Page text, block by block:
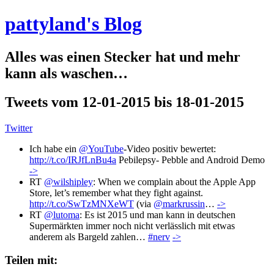
pattyland's Blog
Alles was einen Stecker hat und mehr
kann als waschen…
Tweets vom 12-01-2015 bis 18-01-2015
Twitter
Ich habe ein @YouTube-Video positiv bewertet:
http://t.co/IRJfLnBu4a Pebilepsy- Pebble and Android Demo
->
RT @wilshipley: When we complain about the Apple App
Store, let’s remember what they fight against.
http://t.co/SwTzMNXeWT (via @markrussin… ->
RT @lutoma: Es ist 2015 und man kann in deutschen
Supermärkten immer noch nicht verlässlich mit etwas
anderem als Bargeld zahlen… #nerv ->
Teilen mit: